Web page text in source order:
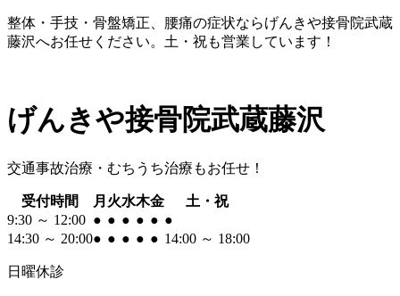
整体・手技・骨盤矯正、腰痛の症状ならげんきや接骨院武蔵
藤沢へお任せください。土・祝も営業しています！
げんきや接骨院武蔵藤沢
交通事故治療・むちうち治療もお任せ！
ン
テ
ツ
受付時間 月 火水木金
土・祝
9:30 ～ 12:00 ● ● ● ● ● ●
14:30 ～ 20:00● ● ● ● ● 14:00 ～ 18:00
日曜休診